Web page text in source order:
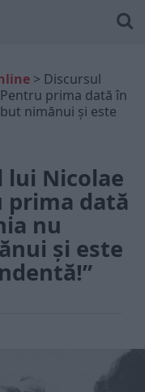
> Discursul
prima dată în
nimănui și este
lui Nicolae
prima dată
nu
și este